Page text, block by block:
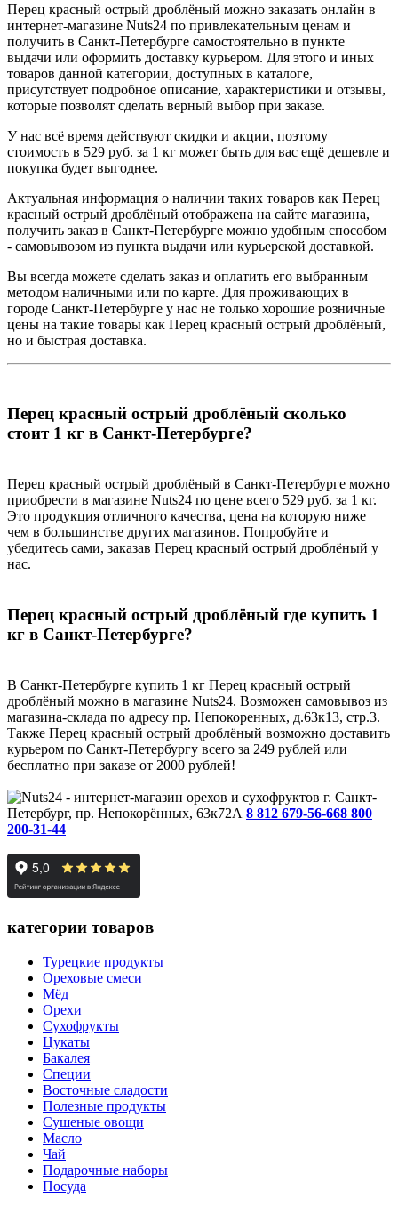
Перец красный острый дроблёный можно заказать онлайн в
интернет-магазине Nuts24 по привлекательным ценам и
получить в Санкт-Петербурге самостоятельно в пункте
выдачи или оформить доставку курьером. Для этого и иных
товаров данной категории, доступных в каталоге,
присутствует подробное описание, характеристики и отзывы,
которые позволят сделать верный выбор при заказе.
У нас всё время действуют скидки и акции, поэтому
стоимость в 529 руб. за 1 кг может быть для вас ещё дешевле и
покупка будет выгоднее.
Актуальная информация о наличии таких товаров как Перец
красный острый дроблёный отображена на сайте магазина,
получить заказ в Санкт-Петербурге можно удобным способом
- самовывозом из пункта выдачи или курьерской доставкой.
Вы всегда можете сделать заказ и оплатить его выбранным
методом наличными или по карте. Для проживающих в
городе Санкт-Петербурге у нас не только хорошие розничные
цены на такие товары как Перец красный острый дроблёный,
но и быстрая доставка.
Перец красный острый дроблёный сколько
стоит 1 кг в Санкт-Петербурге?
Перец красный острый дроблёный в Санкт-Петербурге можно
приобрести в магазине Nuts24 по цене всего 529 руб. за 1 кг.
Это продукция отличного качества, цена на которую ниже
чем в большинстве других магазинов. Попробуйте и
убедитесь сами, заказав Перец красный острый дроблёный у
нас.
Перец красный острый дроблёный где купить 1
кг в Санкт-Петербурге?
В Санкт-Петербурге купить 1 кг Перец красный острый
дроблёный можно в магазине Nuts24. Возможен самовывоз из
магазина-склада по адресу пр. Непокоренных, д.63к13, стр.3.
Также Перец красный острый дроблёный возможно доставить
курьером по Санкт-Петербургу всего за 249 рублей или
бесплатно при заказе от 2000 рублей!
г. Санкт-
Петербург, пр. Непокорённых, 63к72А 8 812 679-56-668 800
200-31-44
категории товаров
Турецкие продукты
Ореховые смеси
Мёд
Орехи
Сухофрукты
Цукаты
Бакалея
Специи
Восточные сладости
Полезные продукты
Сушеные овощи
Масло
Чай
Подарочные наборы
Посуда